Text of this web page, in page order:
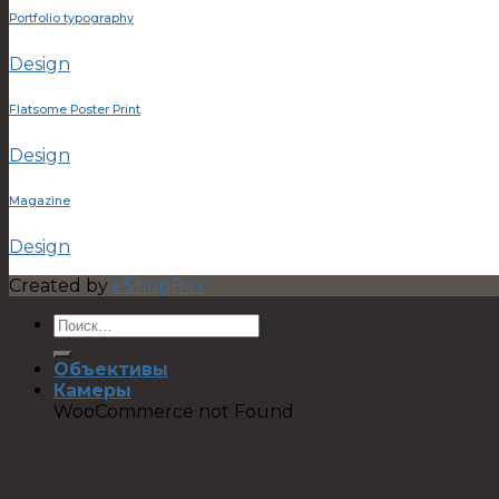
Portfolio typography
Design
Flatsome Poster Print
Design
Magazine
Design
Created by eShopBox
Объективы
Камеры
WooCommerce not Found